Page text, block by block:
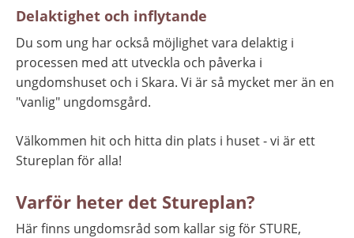
Delaktighet och inflytande
Du som ung har också möjlighet vara delaktig i
processen med att utveckla och påverka i
ungdomshuset och i Skara. Vi är så mycket mer än en
"vanlig" ungdomsgård.
Välkommen hit och hitta din plats i huset - vi är ett
Stureplan för alla!
Varför heter det Stureplan?
Här finns ungdomsråd som kallar sig för STURE,